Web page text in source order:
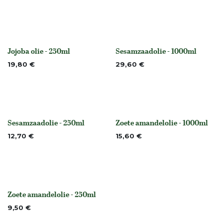
None
Jojoba olie - 250ml
19,80 € None
Sesamzaadolie - 1000ml
29,60 €
None
Sesamzaadolie - 250ml
12,70 € None
Zoete amandelolie - 1000ml
15,60 €
None
Zoete amandelolie - 250ml
9,50 €